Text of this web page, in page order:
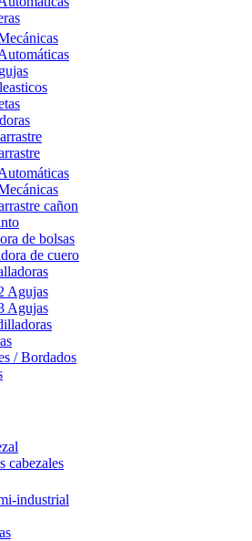
cañon
de bolsas
de cuero
Agujas
Agujas
/ Bordados
cabezales
industrial